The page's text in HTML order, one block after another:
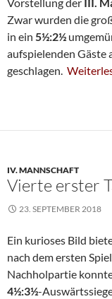
Zwar wurden die
in ein 5½:2½
aufspielenden
geschlagen.
IV. MANNSCHAFT
Vierte erster
23. SEPTEMBER 2018
Ein kurioses Bild
nach dem ersten
Nachholpartie
4½:3½-